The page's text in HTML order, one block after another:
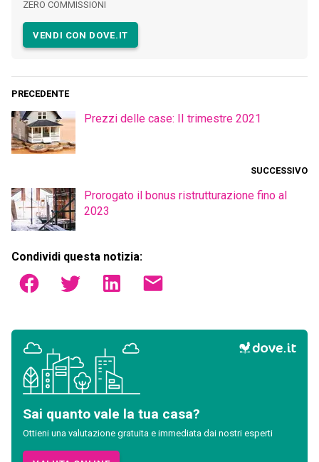
ZERO COMMISSIONI
VENDI CON DOVE.IT
PRECEDENTE
Prezzi delle case: II trimestre 2021
SUCCESSIVO
Prorogato il bonus ristrutturazione fino al
2023
Condividi questa notizia:
Sai quanto vale la tua casa?
Ottieni una valutazione gratuita e immediata dai nostri esperti